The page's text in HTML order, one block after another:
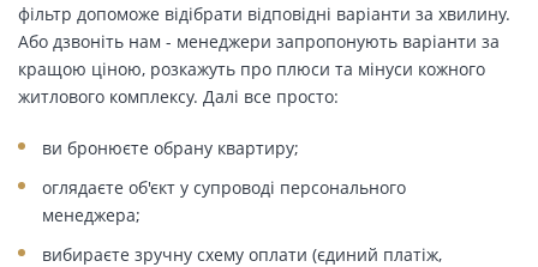
фільтр допоможе відібрати відповідні варіанти за хвилину.
Або дзвоніть нам - менеджери запропонують варіанти за
кращою ціною, розкажуть про плюси та мінуси кожного
житлового комплексу. Далі все просто:
ви бронюєте обрану квартиру;
оглядаєте об'єкт у супроводі персонального
менеджера;
вибираєте зручну схему оплати (єдиний платіж,